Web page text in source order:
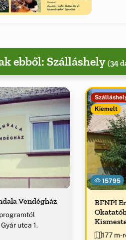
ebből: Szálláshely (34
Vendégház
utca 1.
15795
Kiemelt
BFNPI
177 m-